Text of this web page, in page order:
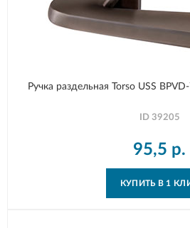
Ручка раздельная Torso USS
ID 39205
95,5 р.
КУПИТЬ В 1